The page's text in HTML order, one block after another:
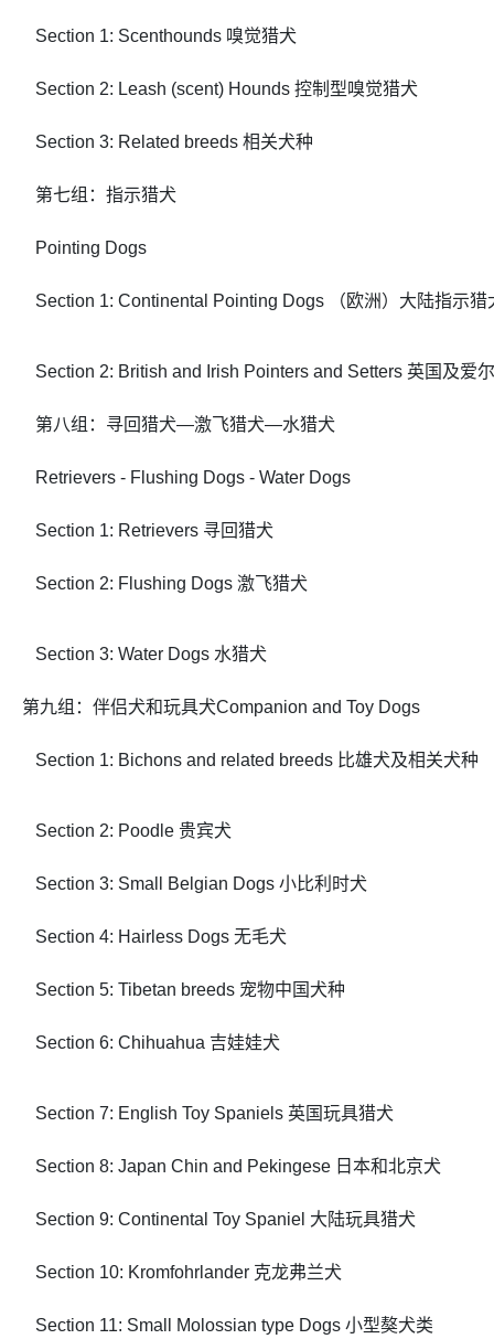
Section 1: Scenthounds 嗅觉猎犬
Section 2: Leash (scent) Hounds 控制型嗅觉猎犬
Section 3: Related breeds 相关犬种
第七组：指示猎犬
Pointing Dogs
Section 1: Continental Pointing Dogs （欧洲）大陆指示猎
Section 2: British and Irish Pointers and Setters 英国及爱
第八组：寻回猎犬—激飞猎犬—水猎犬
Retrievers - Flushing Dogs - Water Dogs
Section 1: Retrievers 寻回猎犬
Section 2: Flushing Dogs 激飞猎犬
Section 3: Water Dogs 水猎犬
第九组：伴侣犬和玩具犬Companion and Toy Dogs
Section 1: Bichons and related breeds 比雄犬及相关犬种
Section 2: Poodle 贵宾犬
Section 3: Small Belgian Dogs 小比利时犬
Section 4: Hairless Dogs 无毛犬
Section 5: Tibetan breeds 宠物中国犬种
Section 6: Chihuahua 吉娃娃犬
Section 7: English Toy Spaniels 英国玩具猎犬
Section 8: Japan Chin and Pekingese 日本和北京犬
Section 9: Continental Toy Spaniel 大陆玩具猎犬
Section 10: Kromfohrlander 克龙弗兰犬
Section 11: Small Molossian type Dogs 小型獒犬类